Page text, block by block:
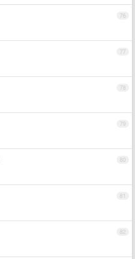
76
77
78
79
80
81
82